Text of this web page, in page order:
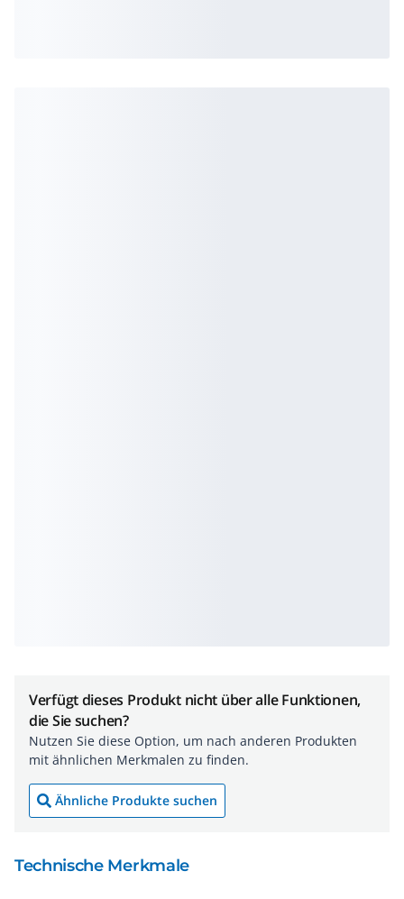
Verfügt dieses Produkt nicht über alle Funktionen,
die Sie suchen?
Nutzen Sie diese Option, um nach anderen Produkten
mit ähnlichen Merkmalen zu finden.
Ähnliche Produkte suchen
Technische Merkmale